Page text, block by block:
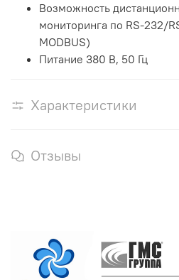
Возможность
мониторинга по RS-232/
MODBUS)
Питание 380 В, 50 Гц
Характеристики
Отзывы